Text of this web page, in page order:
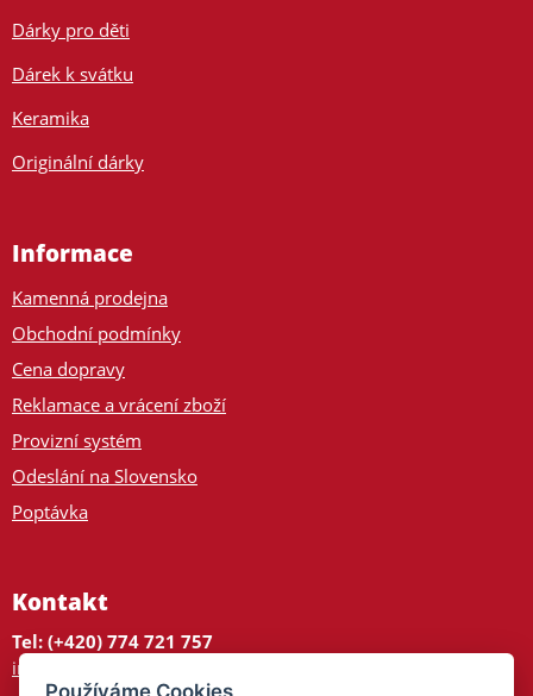
Dárky pro děti
Dárek k svátku
Keramika
Originální dárky
Informace
Kamenná prodejna
Obchodní podmínky
Cena dopravy
Reklamace a vrácení zboží
Provizní systém
Odeslání na Slovensko
Poptávka
Kontakt
Tel: (+420) 774 721 757
info@tajnedarky.cz